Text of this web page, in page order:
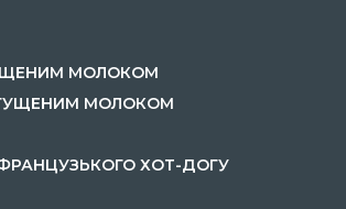
МОЛОКОМ
МОЛОКОМ
ХОТ-ДОГУ